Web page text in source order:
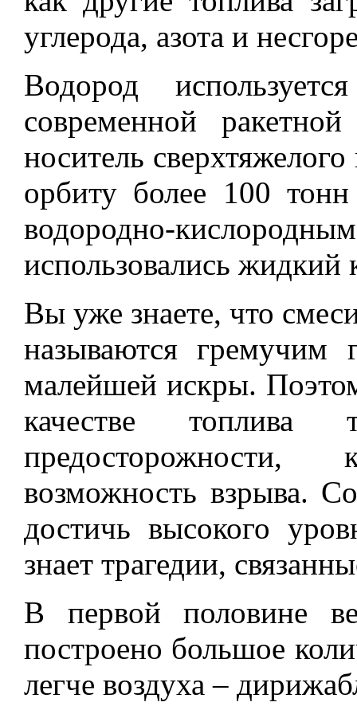
углерода, азота и
Водород
современной
носитель
орбиту более 100 тонн
водородно-
использовались
Вы уже знаете, что
называются гремучим
малейшей искры.
качестве топлива
возможность взрыва.
достичь высокого
знает трагедии,
В первой половине
построено большое
легче воздуха –